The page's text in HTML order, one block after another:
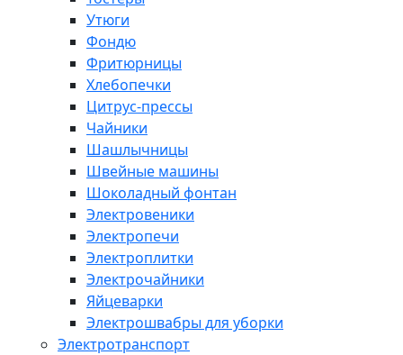
Утюги
Фондю
Фритюрницы
Хлебопечки
Цитрус-прессы
Чайники
Шашлычницы
Швейные машины
Шоколадный фонтан
Электровеники
Электропечи
Электроплитки
Электрочайники
Яйцеварки
Электрошвабры для уборки
Электротранспорт